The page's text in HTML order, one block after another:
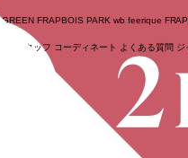
GREEN FRAPBOIS PARK wb feerique
スタッフ コーディネート よくある質問 ジ